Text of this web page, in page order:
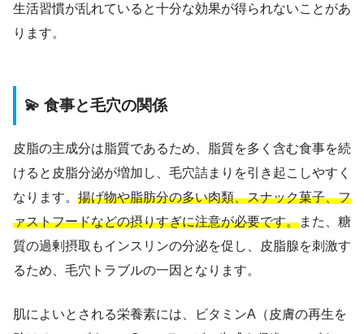
生活習慣が乱れていると十分な効果が得られないことがあ
ります。
💫 食事と毛穴の関係
皮脂の主成分は脂質であるため、脂質を多く含む食事を続
けると皮脂分泌が増加し、毛穴詰まりを引き起こしやすく
なります。 揚げ物や脂肪分の多い肉類、スナック菓子、フ
ァストフードなどの摂りすぎに注意が必要です。また、糖
質の過剰摂取もインスリンの分泌を促し、皮脂腺を刺激す
るため、毛穴トラブルの一因となります。
肌によいとされる栄養素には、ビタミンA（皮膚の再生を